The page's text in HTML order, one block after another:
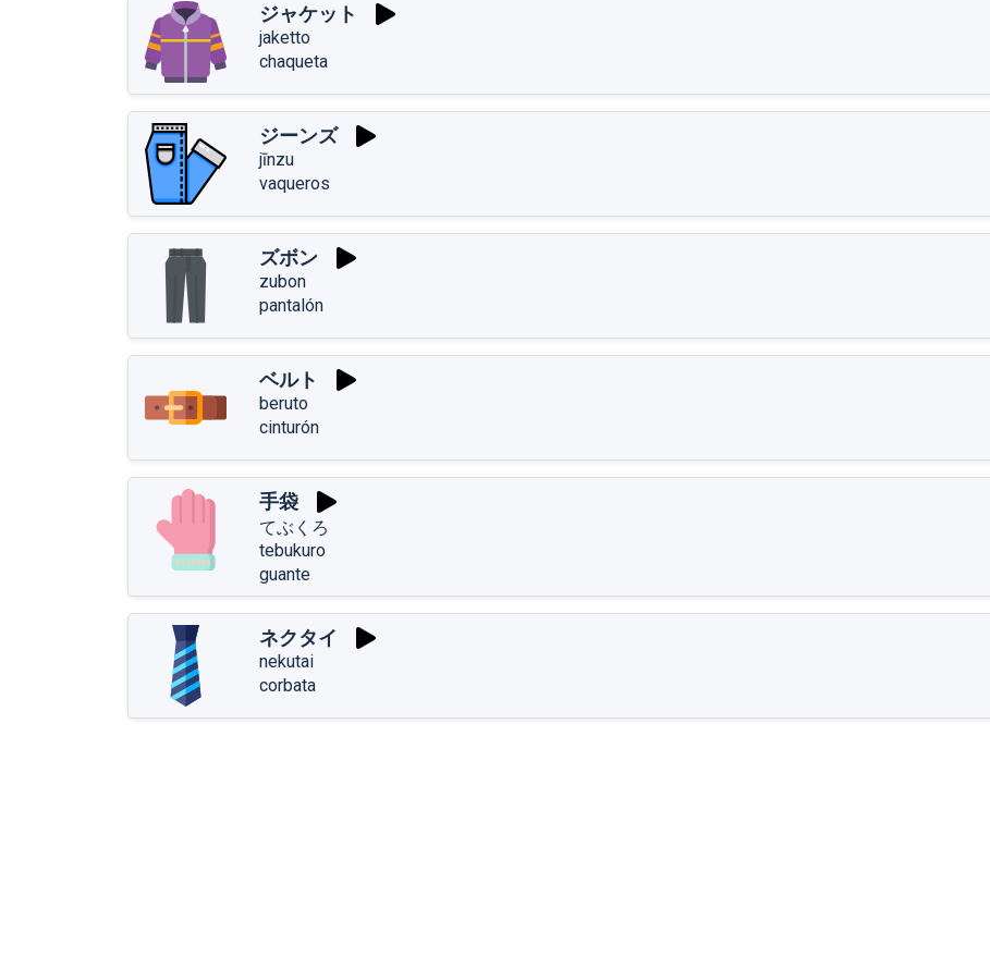
ジャケット
jaketto
chaqueta
ジーンズ
jīnzu
vaqueros
ズボン
zubon
pantalón
ベルト
beruto
cinturón
手袋
てぶくろ
tebukuro
guante
ネクタイ
nekutai
corbata